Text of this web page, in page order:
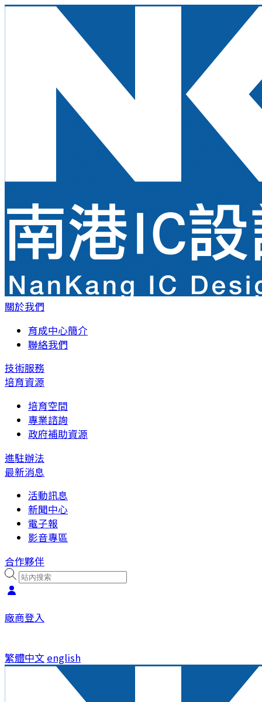
關於我們
育成中心簡介
聯絡我們
技術服務
培育資源
培育空間
專業諮詢
政府補助資源
進駐辦法
最新消息
活動訊息
新聞中心
電子報
影音專區
合作夥伴
廠商登入
繁體中文 english